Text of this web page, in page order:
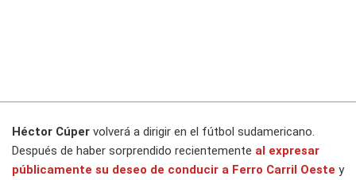
Héctor Cúper volverá a dirigir en el fútbol sudamericano.
Después de haber sorprendido recientemente al expresar
públicamente su deseo de conducir a Ferro Carril Oeste y